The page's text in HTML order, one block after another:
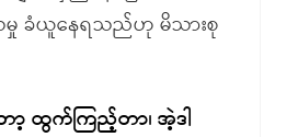
မှု ခံယူနေရသည်ဟု မိသားစု
ာ့ ထွက်ကြည့်တာ၊ အဲ့ဒါ